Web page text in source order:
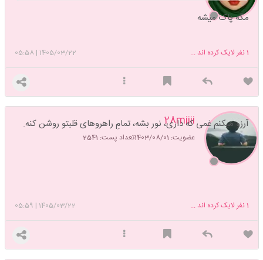
مگه پاک میشه
1405/03/22
|
05:58 1نفر لایک کرده اند ...
28miiii
عضویت: 1403/08/01 تعداد پست: 2541
آرزو میکنم غمی که داری، نور بشه، تمامِ راهروهای قلبتو روشن کنه.
1405/03/22
|
05:59 1نفر لایک کرده اند ...